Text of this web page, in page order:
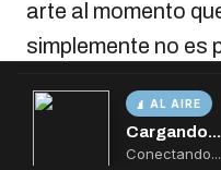
AL AIRE
Cargando...
Conectando...